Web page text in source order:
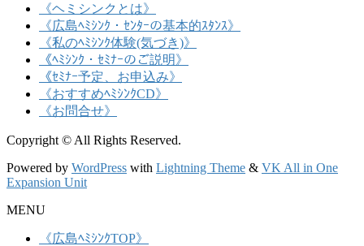
《ヘミシンクとは》
《広島ﾍﾐｼﾝｸ・ｾﾝﾀｰの基本的ｽﾀﾝｽ》
《私のﾍﾐｼﾝｸ体験(気づき)》
《ﾍﾐｼﾝｸ・ｾﾐﾅｰのご説明》
《ｾﾐﾅｰ予定、お申込み》
《おすすめﾍﾐｼﾝｸCD》
《お問合せ》
Copyright © All Rights Reserved.
Powered by WordPress with Lightning Theme & VK All in One
Expansion Unit
MENU
《広島ﾍﾐｼﾝｸTOP》